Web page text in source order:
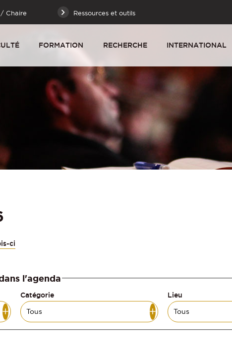
Chaire Ressources et outils
FORMATION RECHERCHE INTERNATIONAL
ci
l'agenda
Catégorie Lieu